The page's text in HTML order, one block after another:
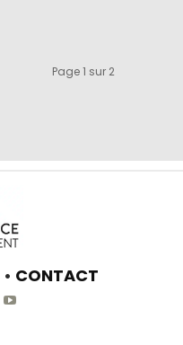
Page 1 sur 2
• CONTACT